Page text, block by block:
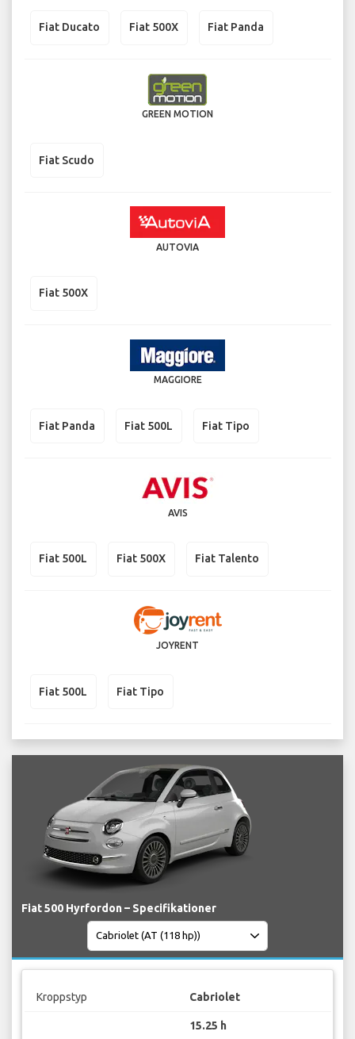
Fiat Ducato Fiat 500X Fiat Panda
GREEN MOTION
Fiat Scudo
AUTOVIA
Fiat 500X
MAGGIORE
Fiat Panda Fiat 500L Fiat Tipo
AVIS
Fiat 500L Fiat 500X Fiat Talento
JOYRENT
Fiat 500L Fiat Tipo
Fiat 500 Hyrfordon – Specifikationer
Kroppstyp Cabriolet
15.25 h